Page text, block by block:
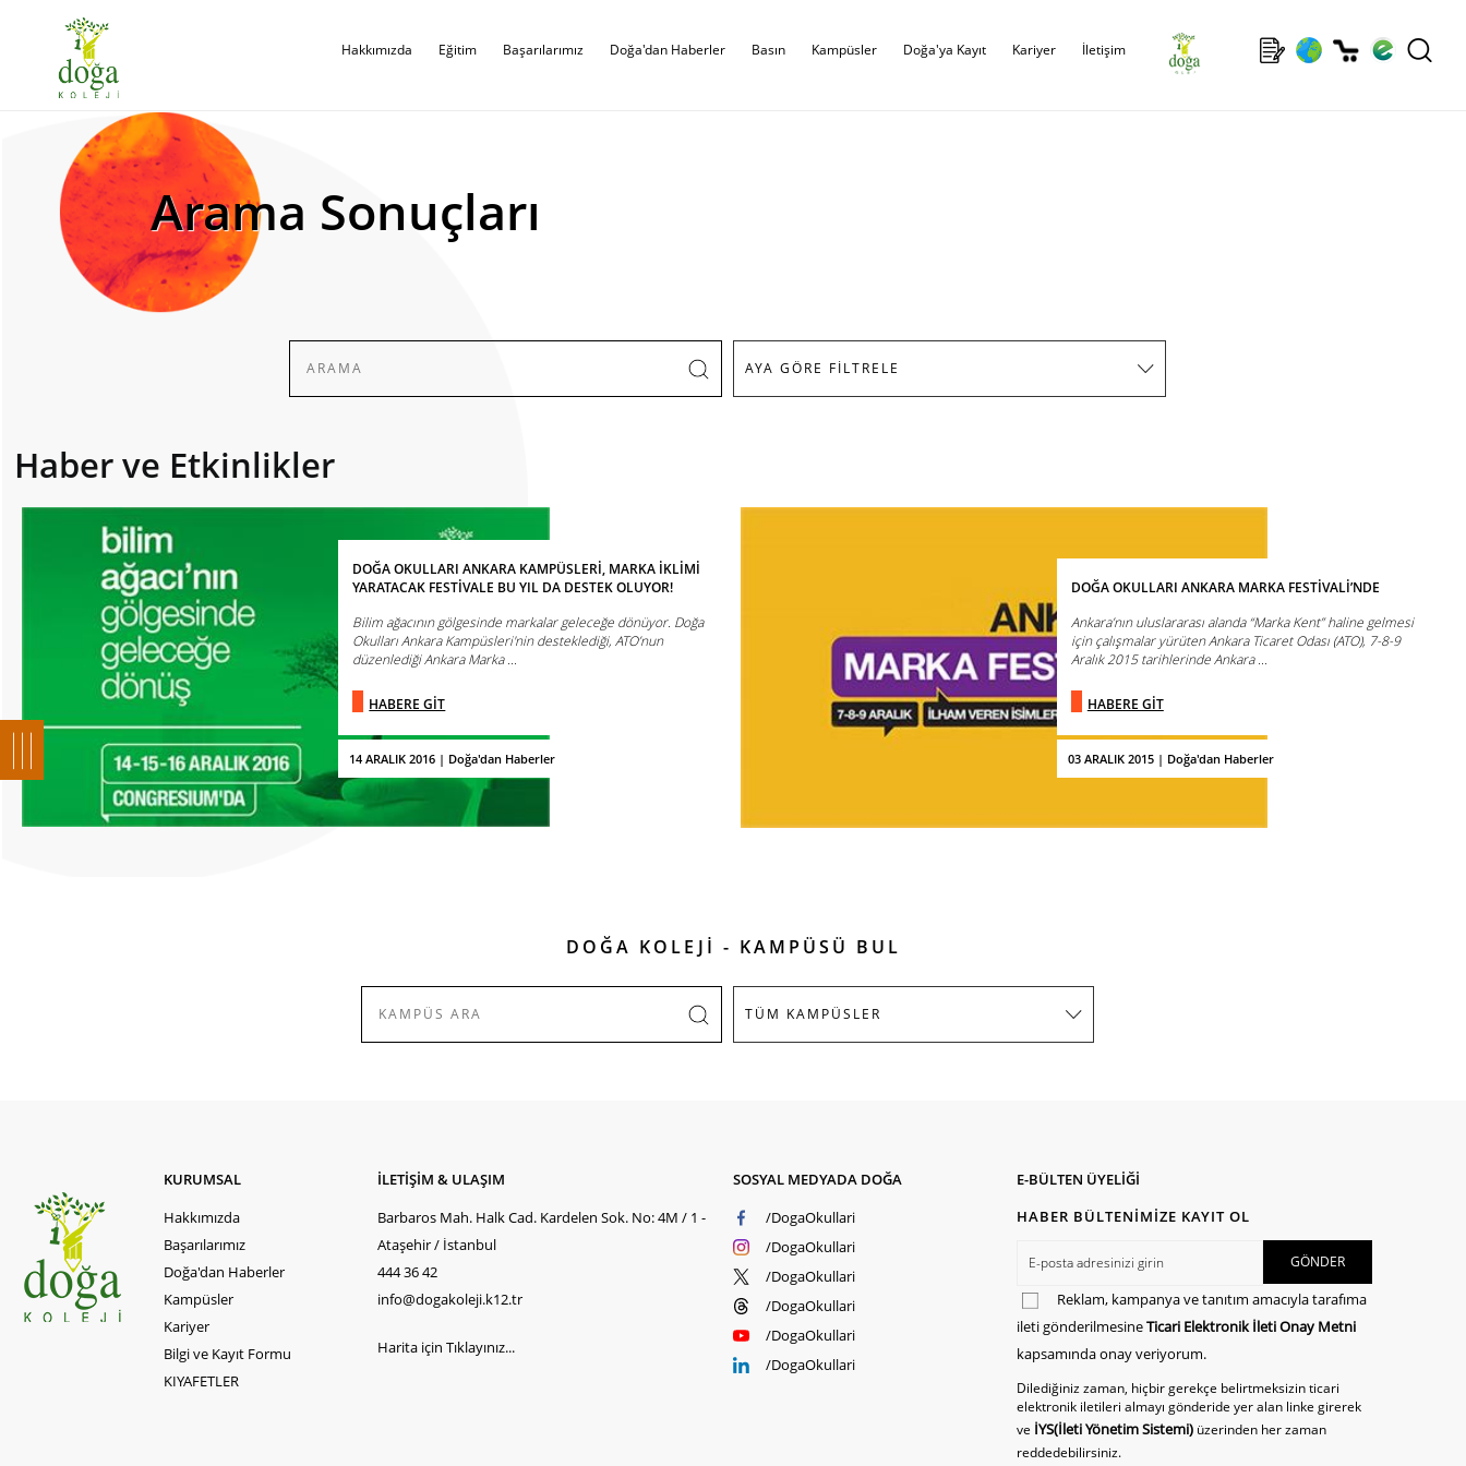
Hakkımızda Eğitim Başarılarımız Doğa'dan Haberler Basın Kampüsler Doğa'ya Kayıt Kariyer İletişim
Arama Sonuçları
Haber ve Etkinlikler
14 ARALIK 2016 | Doğa'dan Haberler
DOĞA OKULLARI ANKARA KAMPÜSLERİ, MARKA İKLİMİ
YARATACAK FESTİVALE BU YIL DA DESTEK OLUYOR!
Bilim ağacının gölgesinde markalar geleceğe dönüyor. Doğa
Okulları Ankara Kampüsleri'nin desteklediği, ATO’nun
düzenlediği Ankara Marka ...
HABERE GİT
03 ARALIK 2015 | Doğa'dan Haberler
DOĞA OKULLARI ANKARA MARKA FESTİVALİ’NDE
Ankara’nın uluslararası alanda “Marka Kent” haline gelmesi
için çalışmalar yürüten Ankara Ticaret Odası (ATO), 7-8-9
Aralık 2015 tarihlerinde Ankara ...
HABERE GİT
DOĞA KOLEJİ - KAMPÜSÜ BUL
KURUMSAL
Hakkımızda
Başarılarımız
Doğa'dan Haberler
Kampüsler
Kariyer
Bilgi ve Kayıt Formu
KIYAFETLER
İLETİŞİM & ULAŞIM
Barbaros Mah. Halk Cad. Kardelen Sok. No: 4M / 1 -
Ataşehir / İstanbul
444 36 42
info@dogakoleji.k12.tr
Harita için Tıklayınız...
SOSYAL MEDYADA DOĞA
/DogaOkullari
/DogaOkullari
/DogaOkullari
/DogaOkullari
/DogaOkullari
/DogaOkullari
E-BÜLTEN ÜYELİĞİ
HABER BÜLTENİMİZE KAYIT OL
Reklam, kampanya ve tanıtım amacıyla tarafıma
ileti gönderilmesineTicari Elektronik İleti Onay Metni
kapsamında onay veriyorum.
Dilediğiniz zaman, hiçbir gerekçe belirtmeksizin ticari
elektronik iletileri almayı gönderide yer alan linke girerek
ve İYS(İleti Yönetim Sistemi) üzerinden her zaman
reddedebilirsiniz.